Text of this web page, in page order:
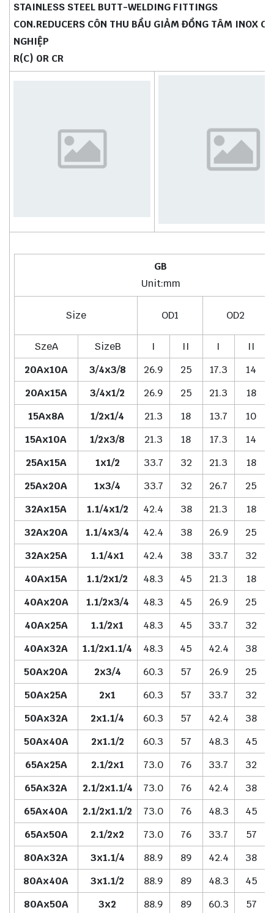
STAINLESS STEEL BUTT-WELDING FITTINGS
CON.REDUCERS CÔN THU BẦU GIẢM ĐỒNG TÂM INOX
NGHIỆP
R(C) 0R CR
GB
Unit:mm
Size OD1 OD2
SzeA
SizeB I II I
II
20Ax10A
3/4x3/8 26.9 25 17.3
14
20Ax15A
3/4x1/2 26.9 25 21.3
18
15Ax8A
1/2x1/4 21.3 18 13.7
10
15Ax10A
1/2x3/8 21.3 18 17.3
14
25Ax15A
1x1/2 33.7 32 21.3
18
25Ax20A
1x3/4 33.7 32 26.7
25
32Ax15A
1.1/4x1/2 42.4 38 21.3
18
32Ax20A
1.1/4x3/4 42.4 38 26.9
25
32Ax25A
1.1/4x1 42.4 38 33.7
32
40Ax15A
1.1/2x1/2 48.3 45 21.3
18
40Ax20A
1.1/2x3/4 48.3 45 26.9
25
40Ax25A
1.1/2x1 48.3 45 33.7
32
40Ax32A
1.1/2x1.1/4 48.3 45 42.4
38
50Ax20A
2x3/4 60.3 57 26.9
25
50Ax25A
2x1 60.3 57 33.7
32
50Ax32A
2x1.1/4 60.3 57 42.4
38
50Ax40A
2x1.1/2 60.3 57 48.3
45
65Ax25A
2.1/2x1 73.0 76 33.7
32
65Ax32A
2.1/2x1.1/4 73.0 76 42.4
38
65Ax40A
2.1/2x1.1/2 73.0 76 48.3
45
65Ax50A
2.1/2x2 73.0 76 33.7
57
80Ax32A
3x1.1/4 88.9 89 42.4
38
80Ax40A
3x1.1/2 88.9 89 48.3
45
80Ax50A
3x2 88.9 89 60.3 57